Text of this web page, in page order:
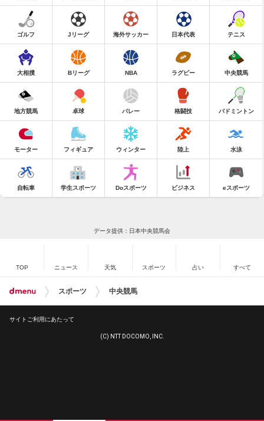
ゴルフ Jリーグ 海外サッカー 日本代表 テニス
大相撲 Bリーグ NBA ラグビー 中央競馬
地方競馬 卓球 バレー 格闘技 バドミントン
モーター フィギュア ウィンター 陸上 水泳
自転車 学生スポーツ Doスポーツ ビジネス eスポーツ
データ提供：日本中央競馬会
TOP ニュース 天気 スポーツ 占い すべて
スポーツ 中央競馬
サイトご利用にあたって
(C) NTT DOCOMO, INC.